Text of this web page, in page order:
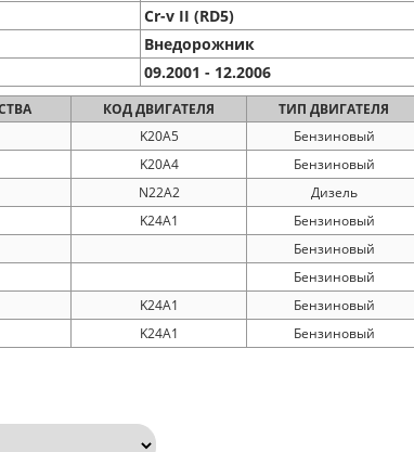
Cr-v II (RD5)
Внедорожник
09.2001 - 12.2006
КОДДВИГАТЕЛЯ ТИП ДВИГАТЕЛЯ
K20A5 Бензиновый
K20A4 Бензиновый
N22A2 Дизель
K24A1 Бензиновый
Бензиновый
Бензиновый
K24A1 Бензиновый
K24A1 Бензиновый